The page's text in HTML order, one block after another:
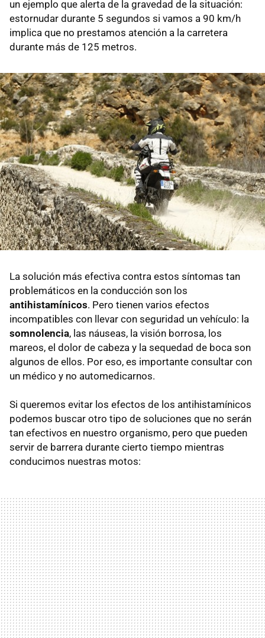
un ejemplo que alerta de la gravedad de la situación:
estornudar durante 5 segundos si vamos a 90 km/h
implica que no prestamos atención a la carretera
durante más de 125 metros.
La solución más efectiva contra estos síntomas tan
problemáticos en la conducción son los
antihistamínicos. Pero tienen varios efectos
incompatibles con llevar con seguridad un vehículo: la
somnolencia, las náuseas, la visión borrosa, los
mareos, el dolor de cabeza y la sequedad de boca son
algunos de ellos. Por eso, es importante consultar con
un médico y no automedicarnos.
Si queremos evitar los efectos de los antihistamínicos
podemos buscar otro tipo de soluciones que no serán
tan efectivos en nuestro organismo, pero que pueden
servir de barrera durante cierto tiempo mientras
conducimos nuestras motos: